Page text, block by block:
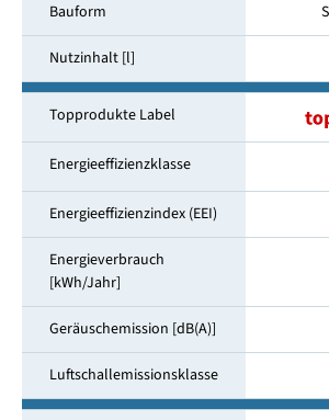
Bauform
Nutzinhalt [l]
Topprodukte Label
Energieeffizienzklasse
Energieeffizienzindex (EEI)
Energieverbrauch
[kWh/Jahr]
Geräuschemission [dB(A)]
Luftschallemissionsklasse